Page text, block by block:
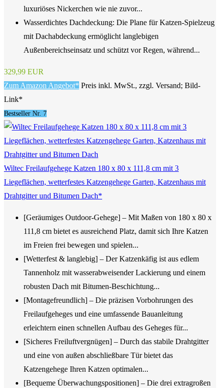
luxuriöses Nickerchen wie nie zuvor...
Wasserdichtes Dachdeckung: Die Plane für Katzen-Spielzeug
mit Dachabdeckung ermöglicht langlebigen
Außenbereichseinsatz und schützt vor Regen, während...
329,99 EUR
Zum Amazon Angebot* Preis inkl. MwSt., zzgl. Versand; Bild-
Link*
Bestseller Nr. 7
Wiltec Freilaufgehege Katzen 180 x 80 x 111,8 cm mit 3
Liegeflächen, wetterfestes Katzengehege Garten, Katzenhaus mit
Drahtgitter und Bitumen Dach*
[Geräumiges Outdoor-Gehege] – Mit Maßen von 180 x 80 x
111,8 cm bietet es ausreichend Platz, damit sich Ihre Katzen
im Freien frei bewegen und spielen...
[Wetterfest & langlebig] – Der Katzenkäfig ist aus edlem
Tannenholz mit wasserabweisender Lackierung und einem
robusten Dach mit Bitumen-Beschichtung...
[Montagefreundlich] – Die präzisen Vorbohrungen des
Freilaufgeheges und eine umfassende Bauanleitung
erleichtern einen schnellen Aufbau des Geheges für...
[Sicheres Freiluftvergnügen] – Durch das stabile Drahtgitter
und eine von außen abschließbare Tür bietet das
Katzengehege Ihren Katzen optimalen...
[Bequeme Überwachungspositionen] – Die drei extragroßen